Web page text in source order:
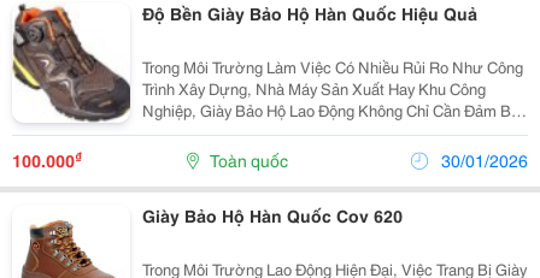
Độ Bền Giày Bảo Hộ Hàn Quốc Hiệu Quả
Trong Môi Trường Làm Việc Có Nhiều Rủi Ro Như Công
Trình Xây Dựng, Nhà Máy Sản Xuất Hay Khu Công
Nghiệp, Giày Bảo Hộ Lao Động Không Chỉ Cần Đảm Bảo
An Toàn Mà Còn Phải Có Độ Bền Cao Để Đáp Ứng
Cường Độ Làm Việc Liên Tục. Chính Vì Vậy, Độ Bền
Giày Bảo...
100.000₫ Toàn quốc 30/01/2026
Giày Bảo Hộ Hàn Quốc Cov 620
Trong Môi Trường Lao Động Hiện Đại, Việc Trang Bị Giày